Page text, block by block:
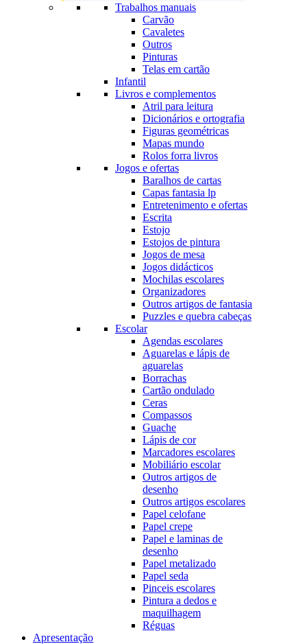
Trabalhos manuais
Carvão
Cavaletes
Outros
Pinturas
Telas em cartão
Infantil
Livros e complementos
Atril para leitura
Dicionários e ortografia
Figuras geométricas
Mapas mundo
Rolos forra livros
Jogos e ofertas
Baralhos de cartas
Capas fantasia lp
Entretenimento e ofertas
Escrita
Estojo
Estojos de pintura
Jogos de mesa
Jogos didácticos
Mochilas escolares
Organizadores
Outros artigos de fantasia
Puzzles e quebra cabeças
Escolar
Agendas escolares
Aguarelas e lápis de
aguarelas
Borrachas
Cartão ondulado
Ceras
Compassos
Guache
Lápis de cor
Marcadores escolares
Mobiliário escolar
Outros artigos de
desenho
Outros artigos escolares
Papel celofane
Papel crepe
Papel e laminas de
desenho
Papel metalizado
Papel seda
Pinceis escolares
Pintura a dedos e
maquilhagem
Réguas
Apresentação